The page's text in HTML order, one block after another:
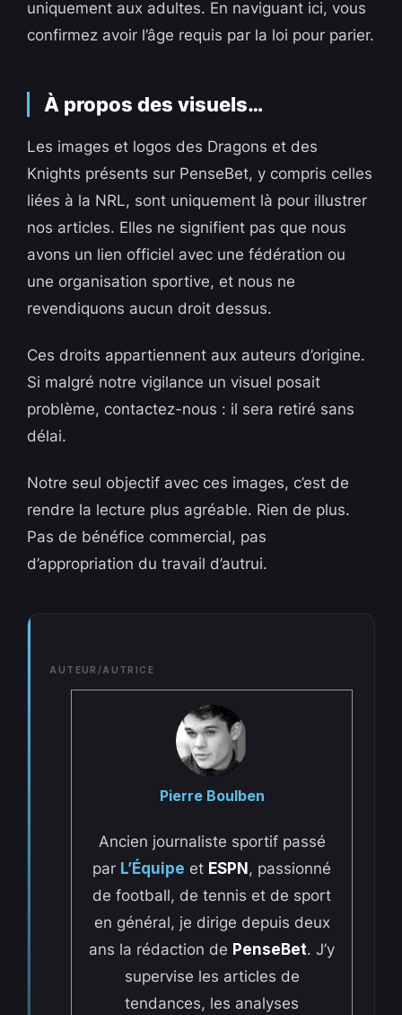
uniquement aux adultes. En naviguant ici, vous
confirmez avoir l’âge requis par la loi pour parier.
À propos des visuels…
Les images et logos des Dragons et des
Knights présents sur PenseBet, y compris celles
liées à la NRL, sont uniquement là pour illustrer
nos articles. Elles ne signifient pas que nous
avons un lien officiel avec une fédération ou
une organisation sportive, et nous ne
revendiquons aucun droit dessus.
Ces droits appartiennent aux auteurs d’origine.
Si malgré notre vigilance un visuel posait
problème, contactez-nous : il sera retiré sans
délai.
Notre seul objectif avec ces images, c’est de
rendre la lecture plus agréable. Rien de plus.
Pas de bénéfice commercial, pas
d’appropriation du travail d’autrui.
AUTEUR/AUTRICE
Pierre Boulben
Ancien journaliste sportif passé
par L’Équipe et ESPN , passionné
de football, de tennis et de sport
en général, je dirige depuis deux
ans la rédaction de PenseBet. J’y
supervise les articles de
tendances, les analyses